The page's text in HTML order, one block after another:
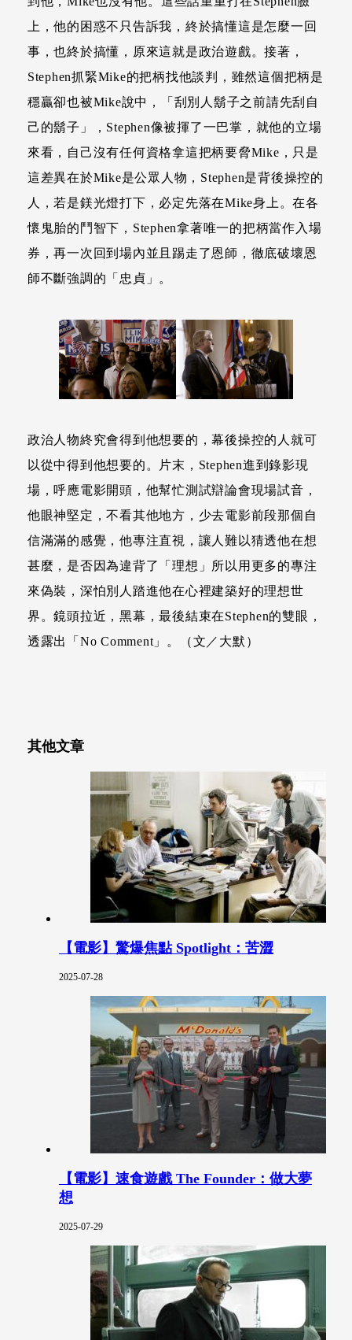
上，他的困惑不只告訴我，終於搞懂這是怎麼一回
事，也終於搞懂，原來這就是政治遊戲。接著，
Stephen抓緊Mike的把柄找他談判，雖然這個把柄是
穩贏卻也被Mike說中，「刮別人鬍子之前請先刮自
己的鬍子」，Stephen像被揮了一巴掌，就他的立場
來看，自己沒有任何資格拿這把柄要脅Mike，只是
這差異在於Mike是公眾人物，Stephen是背後操控的
人，若是鎂光燈打下，必定先落在Mike身上。在各
懷鬼胎的鬥智下，Stephen拿著唯一的把柄當作入場
券，再一次回到場內並且踢走了恩師，徹底破壞恩
師不斷強調的「忠貞」。
政治人物終究會得到他想要的，幕後操控的人就可
以從中得到他想要的。片末，Stephen進到錄影現
場，呼應電影開頭，他幫忙測試辯論會現場試音，
他眼神堅定，不看其他地方，少去電影前段那個自
信滿滿的感覺，他專注直視，讓人難以猜透他在想
甚麼，是否因為違背了「理想」所以用更多的專注
來偽裝，深怕別人踏進他在心裡建築好的理想世
界。鏡頭拉近，黑幕，最後結束在Stephen的雙眼，
透露出「No Comment」。（文／大默）
其他文章
【電影】驚爆焦點 Spotlight：苦澀
2025-07-28
【電影】速食遊戲 The Founder：做大夢
想
2025-07-29